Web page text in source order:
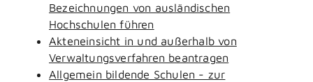
Bezeichnungen von ausländischen
Hochschulen führen
Akteneinsicht in und außerhalb von
Verwaltungsverfahren beantragen
Allgemein bildende Schulen - zur